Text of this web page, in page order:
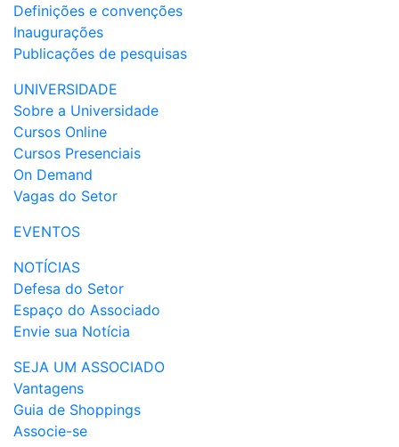
Definições e convenções
Inaugurações
Publicações de pesquisas
UNIVERSIDADE
Sobre a Universidade
Cursos Online
Cursos Presenciais
On Demand
Vagas do Setor
EVENTOS
NOTÍCIAS
Defesa do Setor
Espaço do Associado
Envie sua Notícia
SEJA UM ASSOCIADO
Vantagens
Guia de Shoppings
Associe-se